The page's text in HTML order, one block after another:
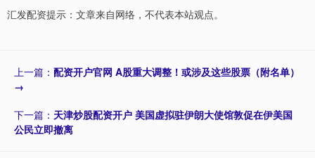
汇发配资提示：文章来自网络，不代表本站观点。
上一篇： 配资开户官网 A股重大调整！或涉及这些股票（附名单）
→
下一篇： 天津炒股配资开户 美国虚拟驻伊朗大使馆敦促在伊美国
公民立即撤离